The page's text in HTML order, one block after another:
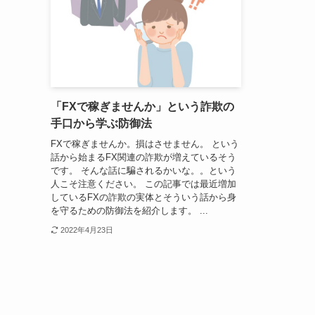
「FXで稼ぎませんか」という詐欺の
手口から学ぶ防御法
FXで稼ぎませんか。損はさせません。 という
話から始まるFX関連の詐欺が増えているそう
です。 そんな話に騙されるかいな。。という
人こそ注意ください。 この記事では最近増加
しているFXの詐欺の実体とそういう話から身
を守るための防御法を紹介します。 ...
2022年4月23日